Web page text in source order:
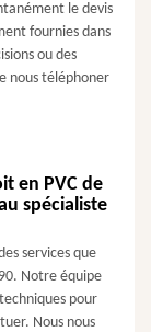
le devis
fournies dans
ou des
nous téléphoner
en PVC de
spécialiste
services que
Notre équipe
pour
Nous nous